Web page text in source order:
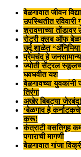
बेळगावात जीवन
उपस्थितीत
श्रावणाच्या तोंडावर
रोटरी क्लब ऑफ
उर्दू शाळेत
प्रेमचंद हे
ज्योती सेंट्रल
घवघवीत यश
बेळगावच्या युवकांनी
तिरंगा
अखेर बिबट्या जेरबंद!
‘बेळगाव हे
करू!
कंत्राटी वसतिगृह
पगाराची मागणी
बेळगावात गांजा